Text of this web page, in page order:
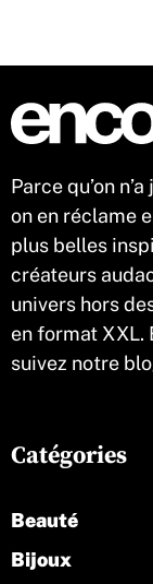
Parce qu’on
on en réclame
plus belles
créateurs
univers hors
en format XXL.
suivez notre
Catégories
Beauté
Bijoux